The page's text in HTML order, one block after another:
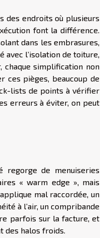
des endroits où plusieurs
font la différence.
dans les embrasures,
avec l’isolation de toiture,
chaque simplification non
ces pièges, beaucoup de
lists de points à vérifier
erreurs à éviter, on peut
regorge de menuiseries
« warm edge », mais
mal raccordée, un
à l’air, un compribande
parfois sur la facture, et
des halos froids.